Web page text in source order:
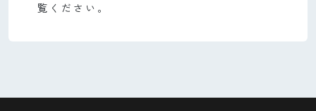
覧ください。